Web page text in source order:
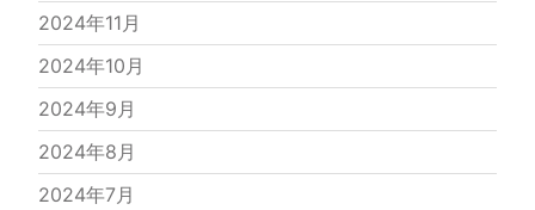
2024年11月
2024年10月
2024年9月
2024年8月
2024年7月